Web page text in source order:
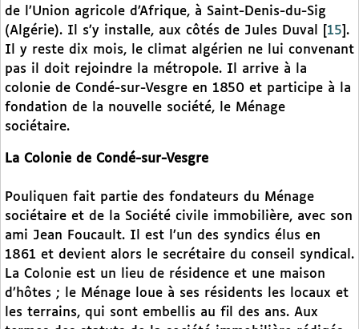
de l’Union agricole d’Afrique, à Saint-Denis-du-Sig
(Algérie). Il s’y installe, aux côtés de Jules Duval
15 .
Il y reste dix mois, le climat algérien ne lui convenant
pas il doit rejoindre la métropole. Il arrive à la
colonie de Condé-sur-Vesgre en 1850 et participe à la
fondation de la nouvelle société, le Ménage
sociétaire.
La Colonie de Condé-sur-Vesgre
Pouliquen fait partie des fondateurs du Ménage
sociétaire et de la Société civile immobilière, avec son
ami Jean Foucault. Il est l’un des syndics élus en
1861 et devient alors le secrétaire du conseil syndical.
La Colonie est un lieu de résidence et une maison
d’hôtes ; le Ménage loue à ses résidents les locaux et
les terrains, qui sont embellis au fil des ans. Aux